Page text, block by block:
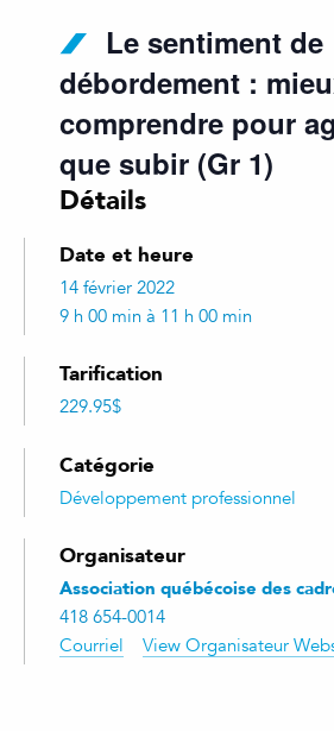
Le sentiment de
débordement :
comprendre pour
que subir (Gr 1)
Détails
Date et heure
14 février 2022
9 h 00 min à 11 h 00 min
Tarification
229.95$
Catégorie
Développement professionnel
Organisateur
Association québécoise des
418 654-0014
Courriel
View Organisateur